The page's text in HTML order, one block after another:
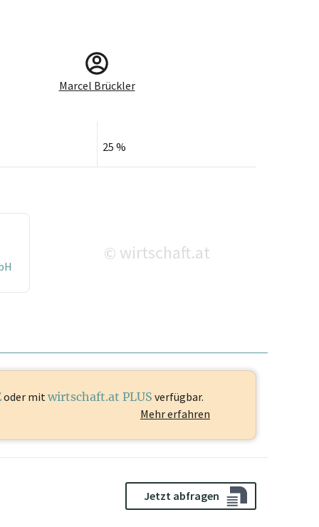
Marcel Brückler
25 %
© wirtschaft.at
oder mit wirtschaft.at PLUS verfügbar.
Mehr erfahren
Jetzt abfragen